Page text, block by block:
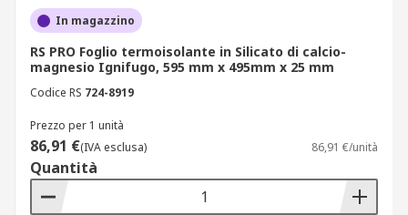
In magazzino
RS PRO Foglio termoisolante in Silicato di calcio-
magnesio Ignifugo, 595 mm x 495mm x 25 mm
Codice RS 724-8919
Prezzo per 1 unità
86,91 €(IVA esclusa) 86,91 €/unità
Quantità